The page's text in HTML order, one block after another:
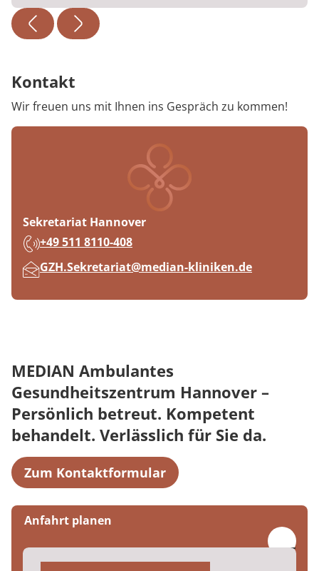
Kontakt
Wir freuen uns mit Ihnen ins Gespräch zu kommen!
Sekretariat Hannover
Telefon:
+49 511 8110-408
E-Mail:GZH.Sekretariat@median-kliniken.de
MEDIAN Ambulantes
Gesundheitszentrum Hannover –
Persönlich betreut. Kompetent
behandelt. Verlässlich für Sie da.
Zum Kontaktformular
Anfahrt planen